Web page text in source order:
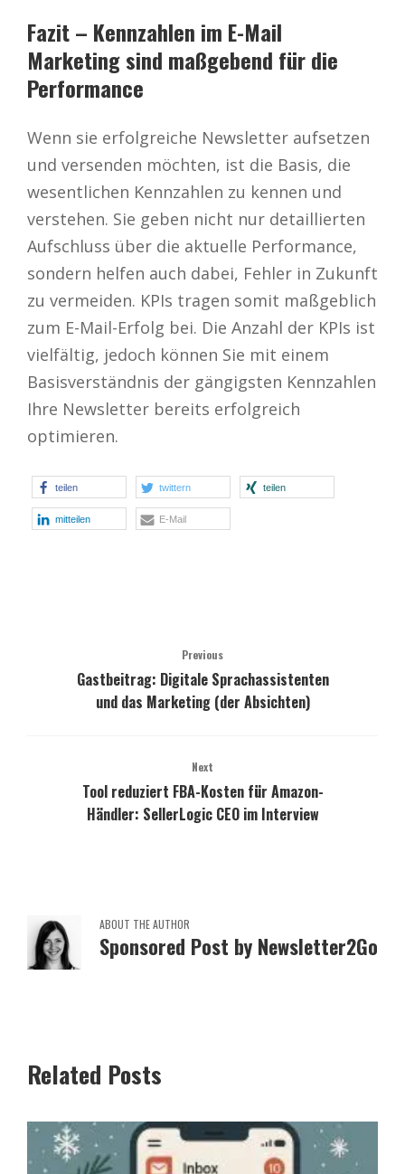
Fazit – Kennzahlen im E-Mail
Marketing sind maßgebend für die
Performance
Wenn sie erfolgreiche Newsletter aufsetzen
und versenden möchten, ist die Basis, die
wesentlichen Kennzahlen zu kennen und
verstehen. Sie geben nicht nur detaillierten
Aufschluss über die aktuelle Performance,
sondern helfen auch dabei, Fehler in Zukunft
zu vermeiden. KPIs tragen somit maßgeblich
zum E-Mail-Erfolg bei. Die Anzahl der KPIs ist
vielfältig, jedoch können Sie mit einem
Basisverständnis der gängigsten Kennzahlen
Ihre Newsletter bereits erfolgreich
optimieren.
teilen twittern teilen
mitteilen E-Mail
Previous
Gastbeitrag: Digitale Sprachassistenten
und das Marketing (der Absichten)
Next
Tool reduziert FBA-Kosten für Amazon-
Händler: SellerLogic CEO im Interview
ABOUT THE AUTHOR
Sponsored Post by Newsletter2Go
Related Posts